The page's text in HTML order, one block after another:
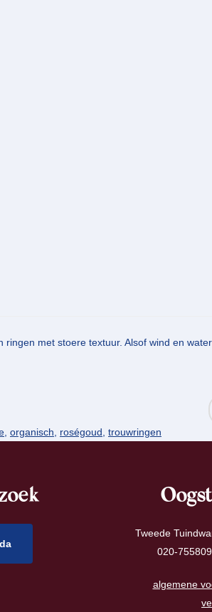
ringen met stoere textuur. Alsof wind en
organisch roségoud trouwringen
Tweede
020-
algemene